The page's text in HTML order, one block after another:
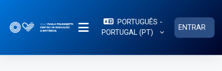
PAINEL LATERAL
PORTUGUÊS -
PORTUGAL ‎(PT)‎
ENTRAR